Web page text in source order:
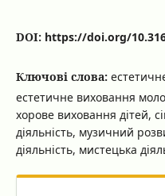
DOI: https://doi.org/
Ключові слова:
естетичне виховання
хорове виховання дітей,
діяльність, музичний
діяльність, мистецька